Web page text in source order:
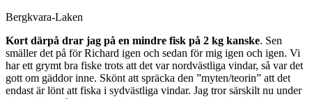
Bergkvara-Laken
Kort därpå drar jag på en mindre fisk på 2 kg kanske. Sen
smäller det på för Richard igen och sedan för mig igen och igen. Vi
har ett grymt bra fiske trots att det var nordvästliga vindar, så var det
gott om gäddor inne. Skönt att spräcka den ”myten/teorin” att det
endast är lönt att fiska i sydvästliga vindar. Jag tror särskilt nu under